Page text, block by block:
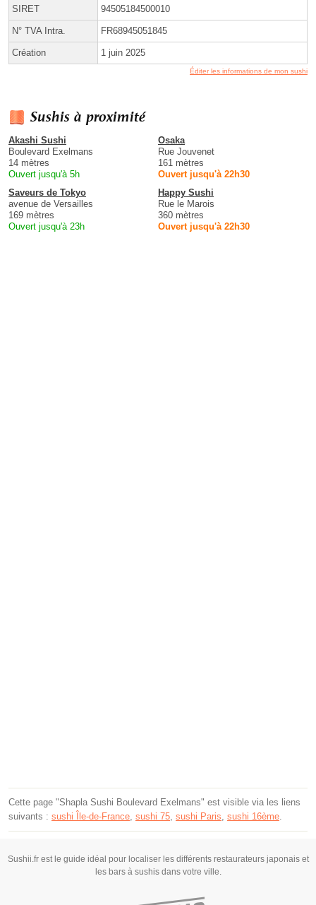
SIRET 94505184500010
N° TVA Intra. FR68945051845
Création 1 juin 2025
Éditer les informations de mon sushi
Sushis à proximité
Akashi Sushi
Boulevard Exelmans
14 mètres
Ouvert jusqu'à 5h
Osaka
Rue Jouvenet
161 mètres
Ouvert jusqu'à 22h30
Saveurs de Tokyo
avenue de Versailles
169 mètres
Ouvert jusqu'à 23h
Happy Sushi
Rue le Marois
360 mètres
Ouvert jusqu'à 22h30
Cette page "Shapla Sushi Boulevard Exelmans" est visible via les liens
suivants : sushi Île-de-France sushi 75 sushi Paris sushi 16ème
Sushii.fr est le guide idéal pour localiser les différents restaurateurs japonais et
les bars à sushis dans votre ville.